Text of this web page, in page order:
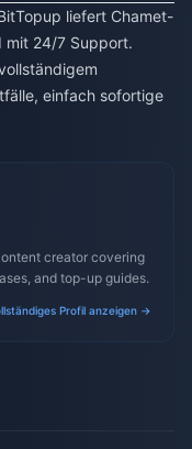
liefert Chamet-
mit 24/7 Support.
einfach sofortige
creator covering
and top-up guides.
Profil anzeigen →